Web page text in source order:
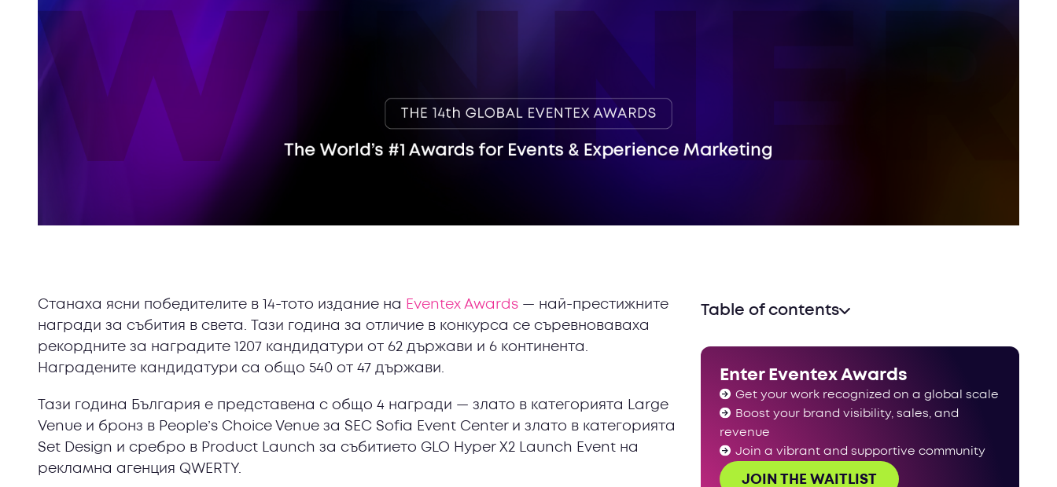
Станаха ясни победителите в 14-тото издание на Eventex Awards — най-престижните
награди за събития в света. Тази година за отличие в конкурса се съревноваваха
рекордните за наградите 1207 кандидатури от 62 държави и 6 континента.
Наградените кандидатури са общо 540 от 47 държави.
Тази година България е представена с общо 4 награди — злато в категорията Large
Venue и бронз в People’s Choice Venue за SEC Sofia Event Center и злато в категорията
Set Design и сребро в Product Launch за събитието GLO Hyper X2 Launch Event на
рекламна агенция QWERTY.
Table of contents
Enter Eventex Awards
Get your work recognized on a global scale
Boost your brand visibility, sales, and
revenue
Join a vibrant and supportive community
JOIN THE WAITLIST